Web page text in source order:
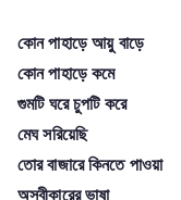
কোন পাহাড়ে আয়ু বাড়ে
কোন পাহাড়ে কমে
গুমটি ঘরে চুপটি করে
মেঘ সরিয়েছি
তোর বাজারে কিনতে পাওয়া
অস্বীকারের ভাষা